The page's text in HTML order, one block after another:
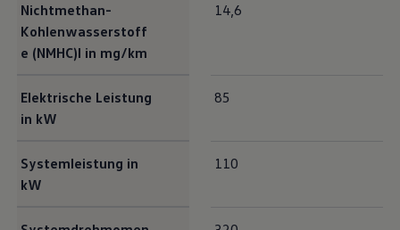
Nichtmethan-
Kohlenwasserstoff
e (NMHC)I in mg/km
14,6
Elektrische Leistung
in kW
85
Systemleistung in
kW
110